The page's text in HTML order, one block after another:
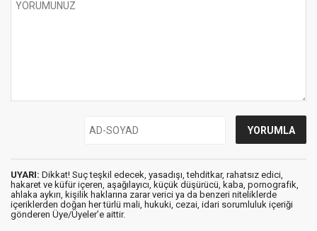
UYARI: Dikkat! Suç teşkil edecek, yasadışı, tehditkar, rahatsız edici,
hakaret ve küfür içeren, aşağılayıcı, küçük düşürücü, kaba, pornografik,
ahlaka aykırı, kişilik haklarına zarar verici ya da benzeri niteliklerde
içeriklerden doğan her türlü mali, hukuki, cezai, idari sorumluluk içeriği
gönderen Üye/Üyeler’e aittir.